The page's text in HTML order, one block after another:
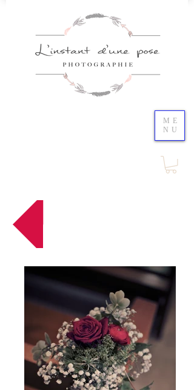
ME
NU